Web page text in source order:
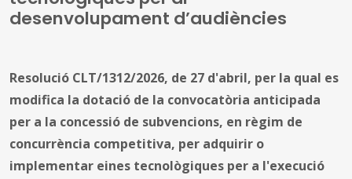
desenvolupament d’audiències
Resolució CLT/1312/2026, de 27 d'abril, per la qual es
modifica la dotació de la convocatòria anticipada
per a la concessió de subvencions, en règim de
concurrència competitiva, per adquirir o
implementar eines tecnològiques per a l'execució